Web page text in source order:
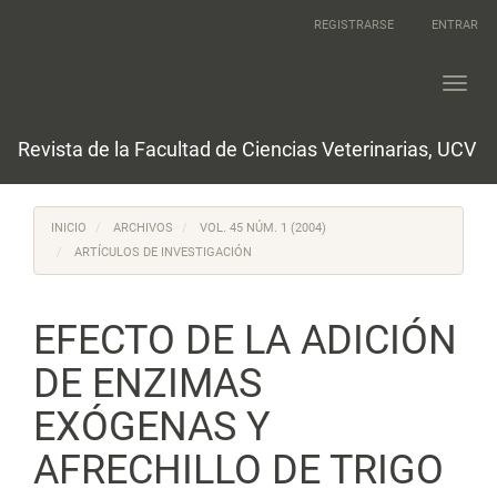
REGISTRARSE ENTRAR
Revista de la Facultad de Ciencias Veterinarias, UCV
INICIO ARCHIVOS
VOL. 45 NÚM. 1 (2004)
ARTÍCULOS DE INVESTIGACIÓN
EFECTO DE LA ADICIÓN
DE ENZIMAS
EXÓGENAS Y
AFRECHILLO DE TRIGO